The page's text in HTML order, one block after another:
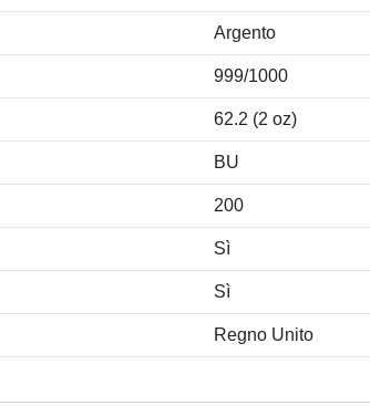
Argento
999/1000
62.2 (2 oz)
BU
200
Sì
Sì
Regno Unito